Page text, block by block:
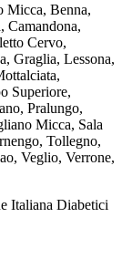
Micca, Benna,
Camandona,
Cervo,
Graglia, Lessona,
Superiore,
Pralungo,
Micca, Sala
Tollegno,
Veglio, Verrone,
Italiana Diabetici